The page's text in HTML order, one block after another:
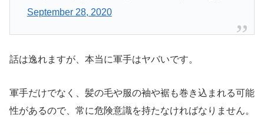
September 28, 2020
話は逸れますが、本当に軍手はヤバいです。
軍手だけでなく、髪の毛や服の袖や裾も巻き込まれる可能
性があるので、常に危険意識を持たなければなりません。